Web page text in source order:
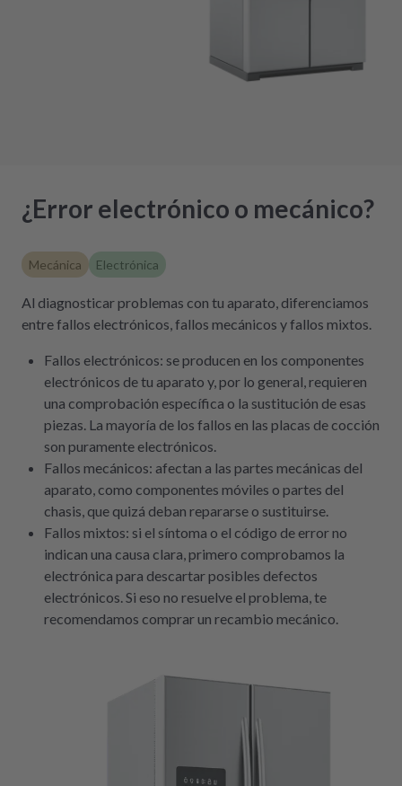
¿Error electrónico o mecánico?
Mecánica Electrónica
Al diagnosticar problemas con tu aparato, diferenciamos
entre fallos electrónicos, fallos mecánicos y fallos mixtos.
Fallos electrónicos: se producen en los componentes
electrónicos de tu aparato y, por lo general, requieren
una comprobación específica o la sustitución de esas
piezas. La mayoría de los fallos en las placas de cocción
son puramente electrónicos.
Fallos mecánicos: afectan a las partes mecánicas del
aparato, como componentes móviles o partes del
chasis, que quizá deban repararse o sustituirse.
Fallos mixtos: si el síntoma o el código de error no
indican una causa clara, primero comprobamos la
electrónica para descartar posibles defectos
electrónicos. Si eso no resuelve el problema, te
recomendamos comprar un recambio mecánico.